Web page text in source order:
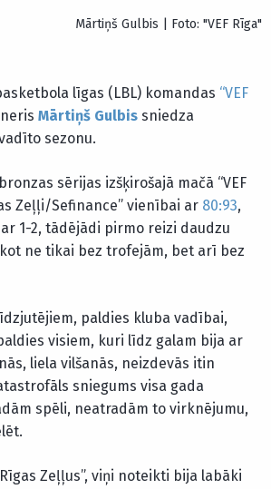
Mārtiņš Gulbis | Foto: "VEF Rīga"
līgas (LBL) komandas “VEF
Mārtiņš Gulbis sniedza
sezonu.
sērijas izšķirošajā mačā “VEF
Zeļļi/Sefinance” vienībai ar 80:93,
1-2, tādējādi pirmo reizi daudzu
ne tikai bez trofejām, bet arī bez
paldies kluba vadībai,
visiem, kuri līdz galam bija ar
liela vilšanās, neizdevās itin
sniegums visa gada
spēli, neatradām to virknējumu,
Zeļļus”, viņi noteikti bija labāki